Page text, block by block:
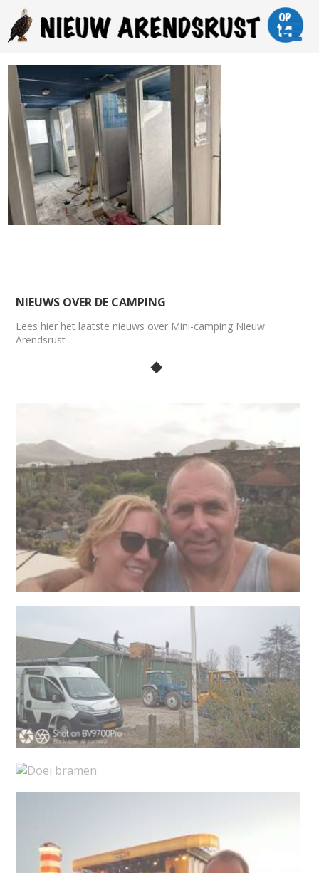
NIEUWS OVER DE CAMPING
Lees hier het laatste nieuws over Mini-camping Nieuw
Arendsrust